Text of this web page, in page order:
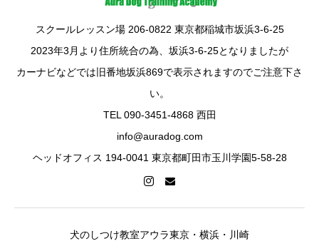
スクールレッスン場 206-0822 東京都稲城市坂浜3-6-25
2023年3月より住所統合の為、坂浜3-6-25となりましたが
カーナビなどでは旧番地坂浜869で表示されますのでご注意下さ
い。
TEL 090-3451-4868 西田
info@auradog.com
ヘッドオフィス 194-0041 東京都町田市玉川学園5-58-28
犬のしつけ教室アウラ東京・横浜・川崎